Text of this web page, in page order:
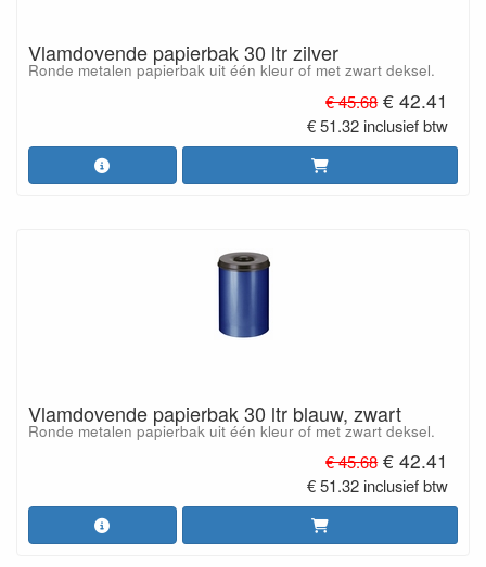
Vlamdovende papierbak 30 ltr zilver
Ronde metalen papierbak uit één kleur of met zwart deksel.
€ 45.68 € 42.41
€ 51.32 inclusief btw
Vlamdovende papierbak 30 ltr blauw, zwart
Ronde metalen papierbak uit één kleur of met zwart deksel.
€ 45.68 € 42.41
€ 51.32 inclusief btw